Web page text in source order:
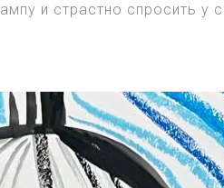
и страстно спросить у